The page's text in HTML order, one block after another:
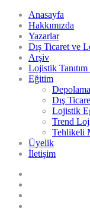
Anasayfa
Hakkımızda
Yazarlar
Dış Ticaret ve
Arşiv
Lojistik
Eğitim
Dış
Lojistik
Trend
Tehlikeli
Üyelik
İletişim